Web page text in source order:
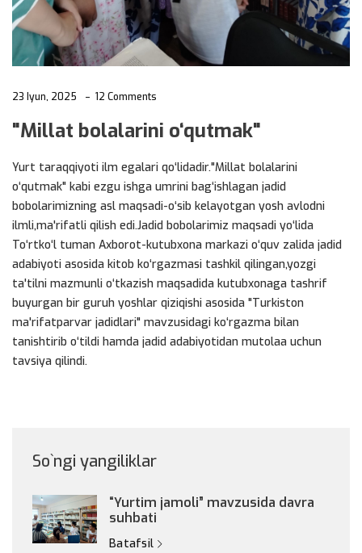
23 Iyun, 2025 12 Comments
"Millat bolalarini o‘qutmak"
Yurt taraqqiyoti ilm egalari qo‘lidadir."Millat bolalarini
o‘qutmak" kabi ezgu ishga umrini bag‘ishlagan jadid
bobolarimizning asl maqsadi-o‘sib kelayotgan yosh avlodni
ilmli,ma'rifatli qilish edi.Jadid bobolarimiz maqsadi yo‘lida
To‘rtko‘l tuman Axborot-kutubxona markazi o‘quv zalida jadid
adabiyoti asosida kitob ko‘rgazmasi tashkil qilingan,yozgi
ta'tilni mazmunli o‘tkazish maqsadida kutubxonaga tashrif
buyurgan bir guruh yoshlar qiziqishi asosida "Turkiston
ma'rifatparvar jadidlari" mavzusidagi ko‘rgazma bilan
tanishtirib o‘tildi hamda jadid adabiyotidan mutolaa uchun
tavsiya qilindi.
So`ngi yangiliklar
“Yurtim jamoli” mavzusida davra
suhbati
Batafsil